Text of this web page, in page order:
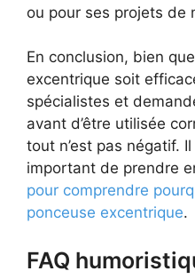
ou pour ses projets de
En conclusion, bien
excentrique soit
spécialistes et
avant d’être utilisée
tout n’est pas négatif.
important de prendre
pour comprendre
ponceuse excentrique.
FAQ